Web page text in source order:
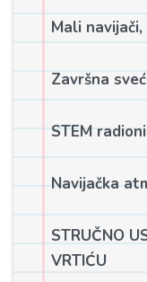
Mali
Završna
STEM
Navijačka
STRUČNO
VRTIĆU